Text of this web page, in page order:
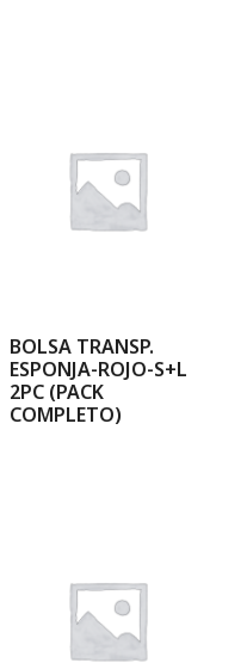
BOLSA TRANSP.
ESPONJA-ROJO-S+L
2PC (PACK
COMPLETO)